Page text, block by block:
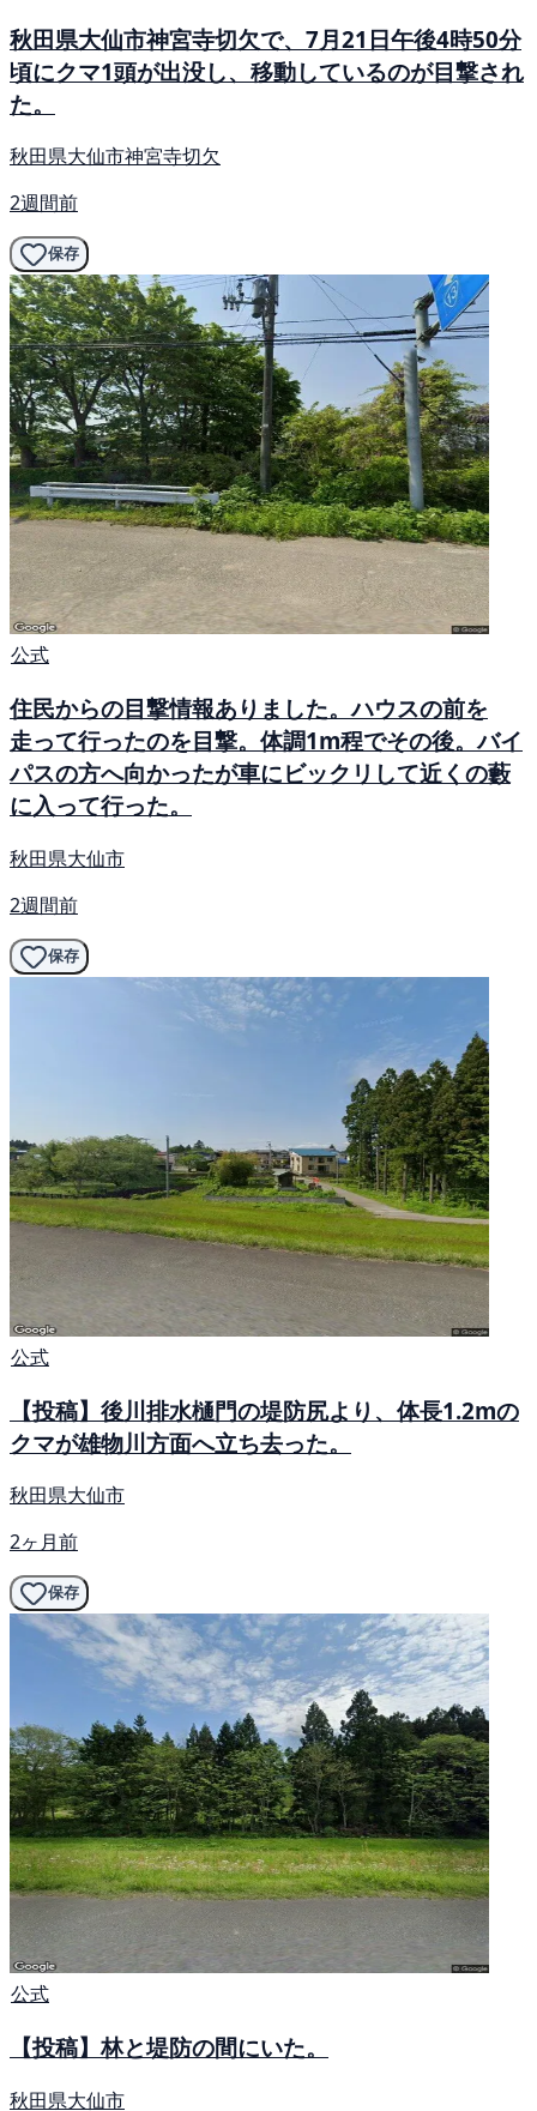
秋田県大仙市神宮寺切欠で、7月21日午後4時50分
頃にクマ1頭が出没し、移動しているのが目撃され
た。
秋田県大仙市神宮寺切欠
2週間前
保存
公式
住民からの目撃情報ありました。ハウスの前を
走って行ったのを目撃。体調1m程でその後。バイ
パスの方へ向かったが車にビックリして近くの藪
に入って行った。
秋田県大仙市
2週間前
保存
公式
【投稿】後川排水樋門の堤防尻より、体長1.2mの
クマが雄物川方面へ立ち去った。
秋田県大仙市
2ヶ月前
保存
公式
【投稿】林と堤防の間にいた。
秋田県大仙市